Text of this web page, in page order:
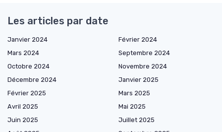
Les articles par date
Janvier 2024
Février 2024
Mars 2024
Septembre 2024
Octobre 2024
Novembre 2024
Décembre 2024
Janvier 2025
Février 2025
Mars 2025
Avril 2025
Mai 2025
Juin 2025
Juillet 2025